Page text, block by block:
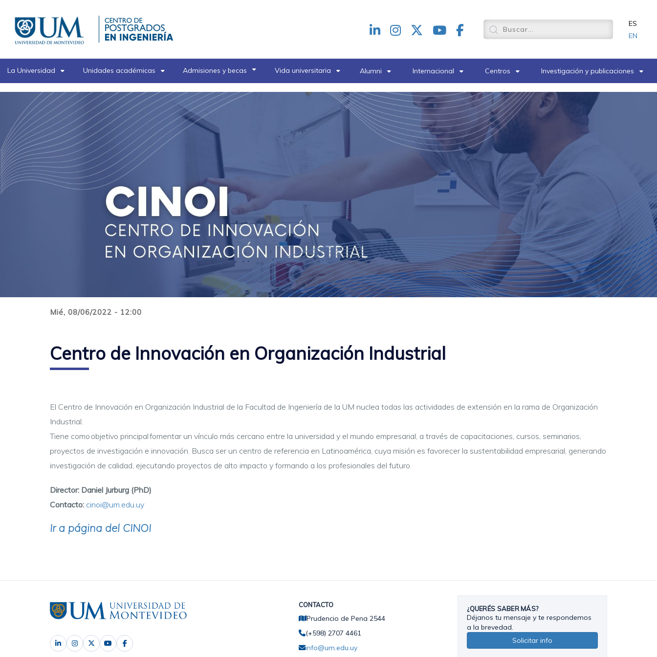
contenido
principal
Redes
header
ES
EN
La Universidad Unidades académicas Admisiones y becas Vida universitaria Alumni Internacional Centros Investigación y publicaciones
Mié, 08/06/2022 - 12:00
Centro de Innovación en Organización Industrial
El Centro de Innovación en Organización Industrial de la Facultad de Ingeniería de la UM nuclea todas las actividades de extensión en la rama de Organización
Industrial.
Tiene como objetivo principal fomentar un vínculo más cercano entre la universidad y el mundo empresarial, a través de capacitaciones, cursos, seminarios,
proyectos de investigación e innovación. Busca ser un centro de referencia en Latinoamérica, cuya misión es favorecer la sustentabilidad empresarial, generando
investigación de calidad, ejecutando proyectos de alto impacto y formando a los profesionales del futuro.
Director: Daniel Jurburg (PhD)
Contacto: cinoi@um.edu.uy
Ir a página del CINOI
CONTACTO
Prudencio de Pena 2544
(+598) 2707 4461
info@um.edu.uy
¿QUERÉS SABER MÁS?
Déjanos tu mensaje y te respondemos
a la brevedad.
Solicitar info